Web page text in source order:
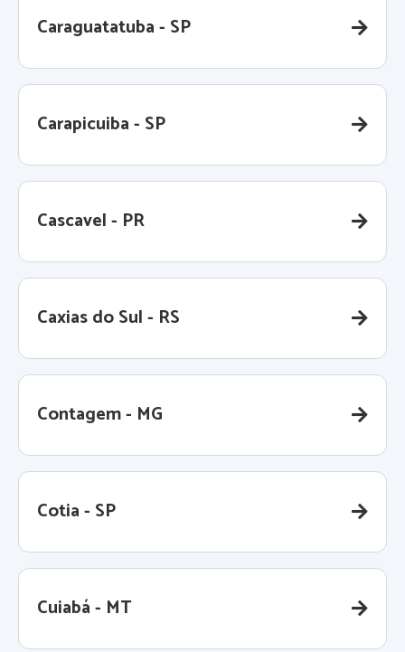
Caraguatatuba - SP
Carapicuiba - SP
Cascavel - PR
Caxias do Sul - RS
Contagem - MG
Cotia - SP
Cuiabá - MT